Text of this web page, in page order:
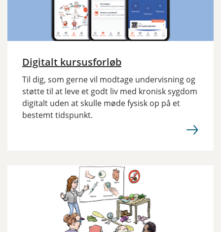
Digitalt kursusforløb
Til dig, som gerne vil modtage undervisning og
støtte til at leve et godt liv med kronisk sygdom
digitalt uden at skulle møde fysisk op på et
bestemt tidspunkt.